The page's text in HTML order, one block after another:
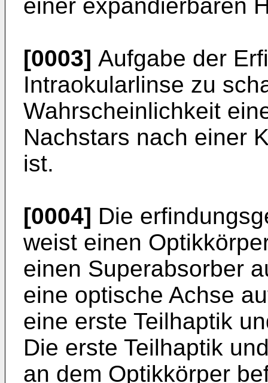
einer expandierbaren
[0003] Aufgabe der
Intraokularlinse zu
Wahrscheinlichkeit
Nachstars nach einer
ist.
[0004] Die
weist einen
einen Superabsorber
eine optische Achse
eine erste Teilhaptik
Die erste Teilhaptik
an dem Optikkörper